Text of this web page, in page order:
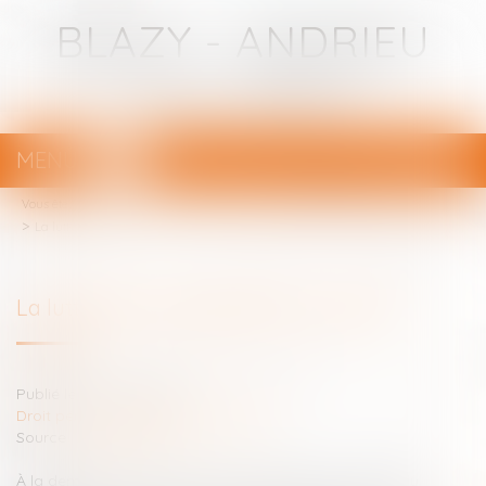
BLAZY - ANDRIEU
MENU
Vous êtes ici :
La lutte contre la délinquance juvénile
Publié le :
Droit pénal
Source :
À la demande de Monsieur Hervé Marseille, Président du